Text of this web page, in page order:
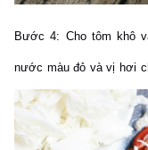
Bước 4: Cho tôm khô
nước màu đỏ và vị hơi